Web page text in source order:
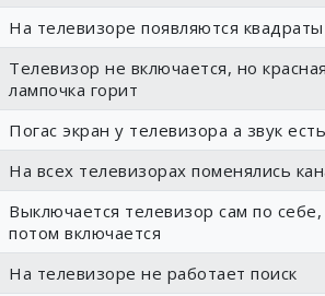
На телевизоре появляются квадраты
Телевизор не включается, но красная
лампочка горит
Погас экран у телевизора а звук есть
На всех телевизорах поменялись
Выключается телевизор сам по себе,
потом включается
На телевизоре не работает поиск